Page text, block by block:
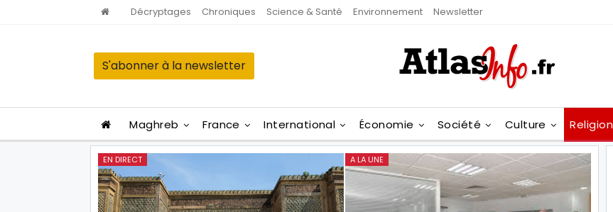
Décryptages Chroniques Science & Santé Environnement Newsletter
S'abonner à la newsletter
Maghreb France International Économie Société Culture Religion
EN DIRECT A LA UNE